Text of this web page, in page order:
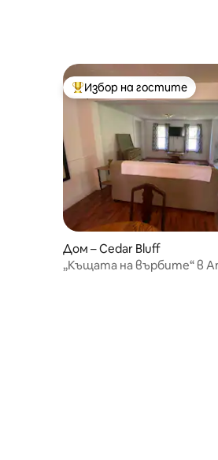
Най-популярен избор на
Избор на гостите
Дом – Cedar Bluff
„Къщата на върбите“ в